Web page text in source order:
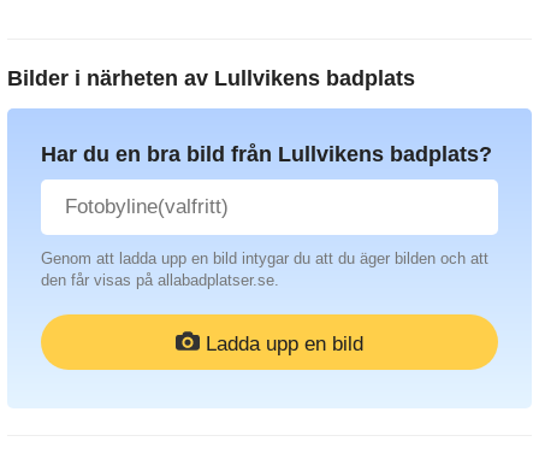
Bilder i närheten av Lullvikens badplats
Har du en bra bild från Lullvikens badplats?
Genom att ladda upp en bild intygar du att du äger bilden och att
den får visas på allabadplatser.se.
Ladda upp en bild